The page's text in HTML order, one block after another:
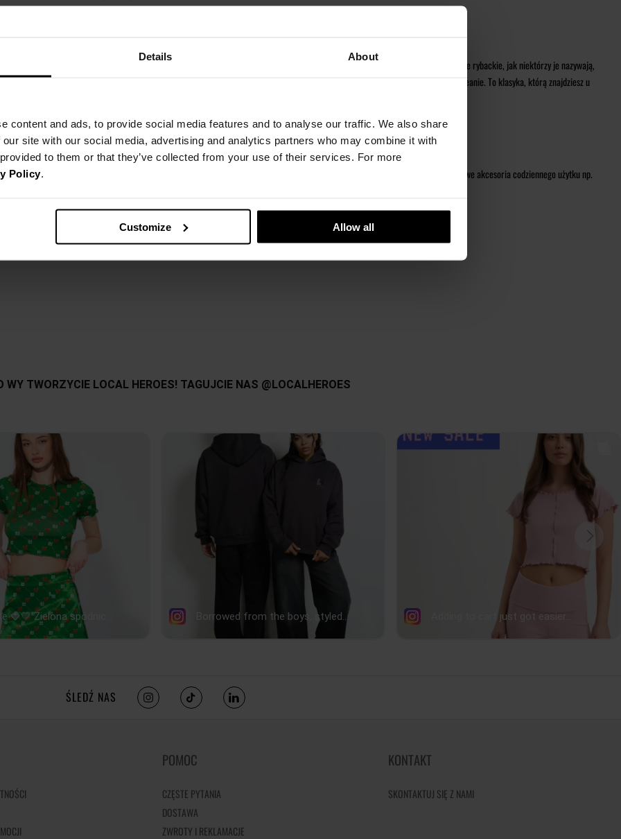
Details About
content and ads, to provide social media features and to analyse our traffic. We also share
site with our social media, advertising and analytics partners who may combine it with
to them or that they’ve collected from your use of their services. For more
Policy.
Customize Allow all
STREETWEARU W NAJMODNIEJSZYM WYDANIU
bez
! Sprawdź nasze ponadczasowe, designerskie czapki z daszkiem oraz najmodniejsze w tym sezonie kapelusze rybackie, jak niektórzy je nazywają,
różnych odsłonach – różowe bucket hat, czarne, kolorowe oraz z różnorodnymi nadrukami. W chłodniejsze dni postaw na czapkę beanie. To klasyka, którą znajdziesz u
aurę.
BRELOKI, SKARPETKI
ludźmi, ale też jakimi przedmiotami się otaczasz! Wiemy o tym w Local Heroes, dlatego tworzymy dla Ciebie wyjątkowe, nietuzinkowe akcesoria codziennego użytku np.
ŚLEDŹ NAS
POMOC
CZĘSTE PYTANIA
DOSTAWA
ZWROTY I REKLAMACJE
KONTAKT
SKONTAKTUJ SIĘ Z NAMI